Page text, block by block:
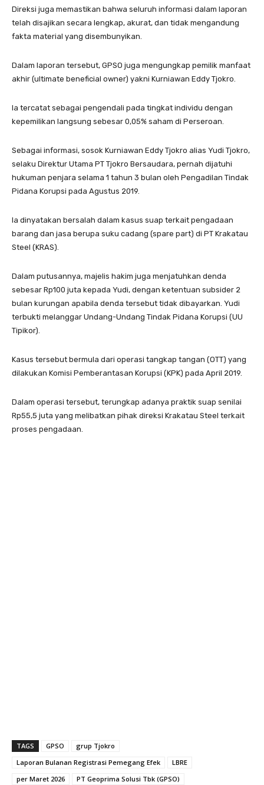
Direksi juga memastikan bahwa seluruh informasi dalam laporan
telah disajikan secara lengkap, akurat, dan tidak mengandung
fakta material yang disembunyikan.
Dalam laporan tersebut, GPSO juga mengungkap pemilik manfaat
akhir (ultimate beneficial owner) yakni Kurniawan Eddy Tjokro.
Ia tercatat sebagai pengendali pada tingkat individu dengan
kepemilikan langsung sebesar 0,05% saham di Perseroan.
Sebagai informasi, sosok Kurniawan Eddy Tjokro alias Yudi Tjokro,
selaku Direktur Utama PT Tjokro Bersaudara, pernah dijatuhi
hukuman penjara selama 1 tahun 3 bulan oleh Pengadilan Tindak
Pidana Korupsi pada Agustus 2019.
Ia dinyatakan bersalah dalam kasus suap terkait pengadaan
barang dan jasa berupa suku cadang (spare part) di PT Krakatau
Steel (KRAS).
Dalam putusannya, majelis hakim juga menjatuhkan denda
sebesar Rp100 juta kepada Yudi, dengan ketentuan subsider 2
bulan kurungan apabila denda tersebut tidak dibayarkan. Yudi
terbukti melanggar Undang-Undang Tindak Pidana Korupsi (UU
Tipikor).
Kasus tersebut bermula dari operasi tangkap tangan (OTT) yang
dilakukan Komisi Pemberantasan Korupsi (KPK) pada April 2019.
Dalam operasi tersebut, terungkap adanya praktik suap senilai
Rp55,5 juta yang melibatkan pihak direksi Krakatau Steel terkait
proses pengadaan.
TAGS GPSO
grup Tjokro
Laporan Bulanan Registrasi Pemegang Efek
LBRE
per Maret 2026
PT Geoprima Solusi Tbk (GPSO)